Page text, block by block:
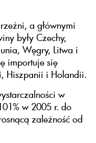
a głównymi
były Czechy,
Węgry, Litwa i
importuje się
Hiszpanii i Holandii.
w
w 2005 r. do
zależność od